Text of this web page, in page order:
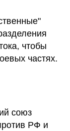
чтобы
частях.
союз
РФ и